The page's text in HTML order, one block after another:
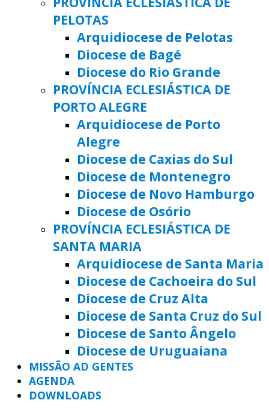
PELOTAS
Arquidiocese de Pelotas
Diocese de Bagé
Diocese do Rio Grande
PROVÍNCIA ECLESIÁSTICA DE
PORTO ALEGRE
Arquidiocese de Porto
Alegre
Diocese de Caxias do Sul
Diocese de Montenegro
Diocese de Novo Hamburgo
Diocese de Osório
PROVÍNCIA ECLESIÁSTICA DE
SANTA MARIA
Arquidiocese de Santa Maria
Diocese de Cachoeira do Sul
Diocese de Cruz Alta
Diocese de Santa Cruz do Sul
Diocese de Santo Ângelo
Diocese de Uruguaiana
MISSÃO AD GENTES
AGENDA
DOWNLOADS